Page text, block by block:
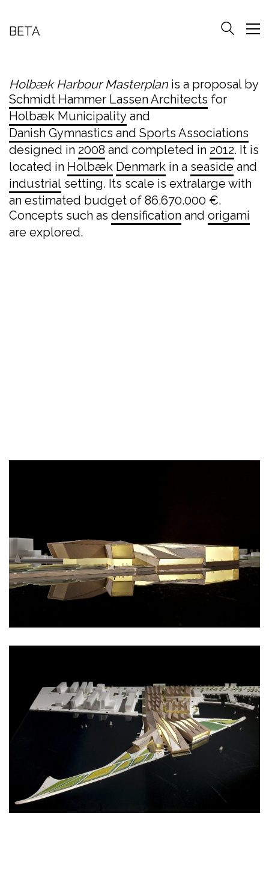
BETA
Holbæk Harbour Masterplan is a proposal by
Schmidt Hammer Lassen Architects for
Holbæk Municipality and
Danish Gymnastics and Sports Associations
designed in 2008 and completed in 2012. It is
located in Holbæk Denmark in a seaside and
industrial setting. Its scale is extralarge with
an estimated budget of 86.670.000 €.
Concepts such as densification and origami
are explored.